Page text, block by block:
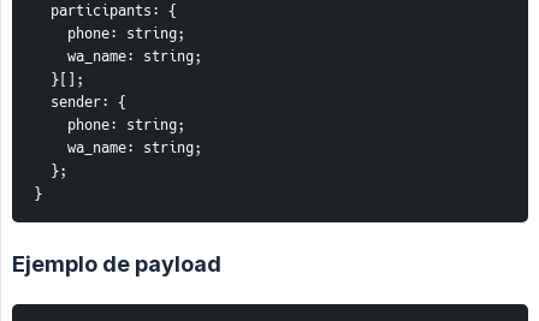
  participants: {
    phone: string;
    wa_name: string;
  }[];
  sender: {
    phone: string;
    wa_name: string;
  };
}
Ejemplo de payload